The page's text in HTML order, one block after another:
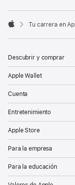

Tu carrera en
Descubrir y comprar
Apple Wallet
Cuenta
Entretenimiento
Apple Store
Para la empresa
Para la educación